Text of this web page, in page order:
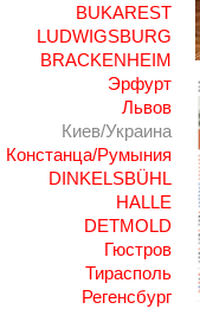
BUKAREST
LUDWIGSBURG
BRACKENHEIM
Эрфурт
Львов
Киев/Украина
Констанца/Румыния
DINKELSBÜHL
HALLE
DETMOLD
Гюстров
Тирасполь
Регенсбург